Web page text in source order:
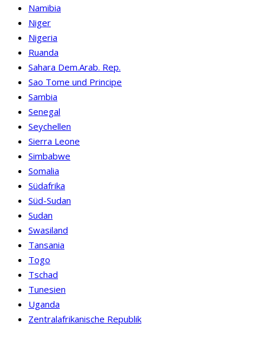
Namibia
Niger
Nigeria
Ruanda
Sahara Dem.Arab. Rep.
Sao Tome und Principe
Sambia
Senegal
Seychellen
Sierra Leone
Simbabwe
Somalia
Südafrika
Süd-Sudan
Sudan
Swasiland
Tansania
Togo
Tschad
Tunesien
Uganda
Zentralafrikanische Republik